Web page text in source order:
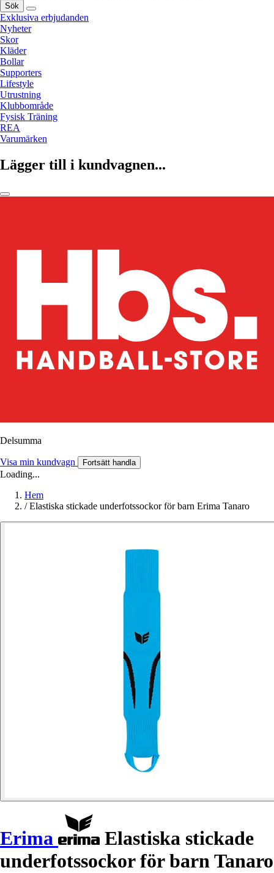
Sök
Exklusiva erbjudanden
Nyheter
Skor
Kläder
Bollar
Supporters
Lifestyle
Utrustning
Klubbområde
Fysisk Träning
REA
Varumärken
Lägger till i kundvagnen...
Delsumma
Visa min kundvagn Fortsätt handla
Loading...
Hem
/ Elastiska stickade underfotssockor för barn Erima Tanaro
Erima
Elastiska stickade
underfotssockor för barn Tanaro